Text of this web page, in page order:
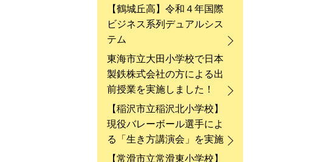
【鶴城丘高】令和４年国際
ビジネス系列デュアルシス
テム
東海市立大田小学校で日本
製鉄株式会社の方による出
前授業を実施しました！
【稲沢市立稲沢北小学校】
現役バレーボール選手によ
る「生き方講演会」を実施
【常滑市立常滑東小学校】